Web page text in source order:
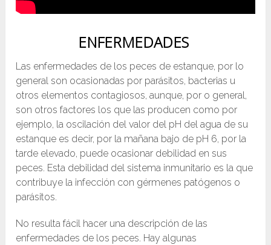
ENFERMEDADES
Las enfermedades de los peces de estanque, por lo
general son ocasionadas por parásitos, bacterias u
otros elementos contagiosos, aunque, por o general,
son otros factores los que las producen como por
ejemplo, la oscilación del valor del pH del agua de su
estanque es decir, por la mañana bajo de pH 6, por la
tarde elevado, puede ocasionar debilidad en sus
peces. Esta debilidad del sistema inmunitario es la que
contribuye la infección con gérmenes patógenos o
parásitos.
No resulta fácil hacer una descripción de las
enfermedades de los peces. Hay algunas